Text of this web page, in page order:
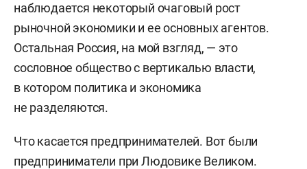
наблюдается некоторый очаговый рост
рыночной экономики и ее основных агентов.
Остальная Россия, на мой взгляд, — это
сословное общество с вертикалью власти,
в котором политика и экономика
не разделяются.
Что касается предпринимателей. Вот были
предприниматели при Людовике Великом.